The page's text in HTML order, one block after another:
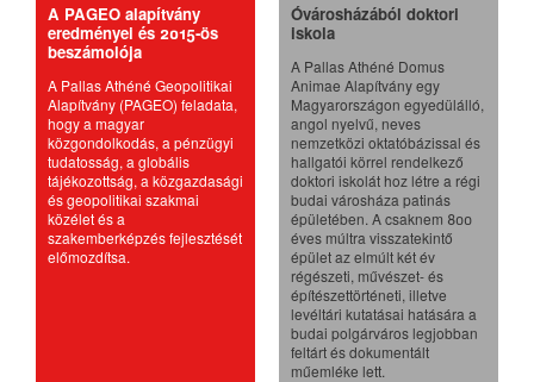
A PAGEO alapítvány
eredményei és 2015-ös
beszámolója
A Pallas Athéné Geopolitikai
Alapítvány (PAGEO) feladata,
hogy a magyar
közgondolkodás, a pénzügyi
tudatosság, a globális
tájékozottság, a közgazdasági
és geopolitikai szakmai
közélet és a
szakemberképzés fejlesztését
előmozdítsa.
Óvárosházából doktori
iskola
A Pallas Athéné Domus
Animae Alapítvány egy
Magyarországon egyedülálló,
angol nyelvű, neves
nemzetközi oktatóbázissal és
hallgatói körrel rendelkező
doktori iskolát hoz létre a régi
budai városháza patinás
épületében. A csaknem 800
éves múltra visszatekintő
épület az elmúlt két év
régészeti, művészet- és
építészettörténeti, illetve
levéltári kutatásai hatására a
budai polgárváros legjobban
feltárt és dokumentált
műemléke lett.